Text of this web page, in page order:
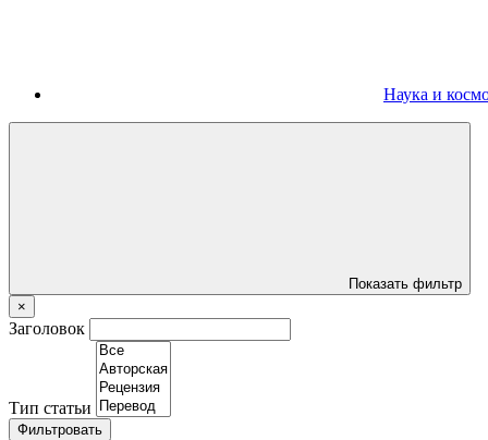
Наука и
Показать фильтр
×
Заголовок
Тип статьи
Фильтровать